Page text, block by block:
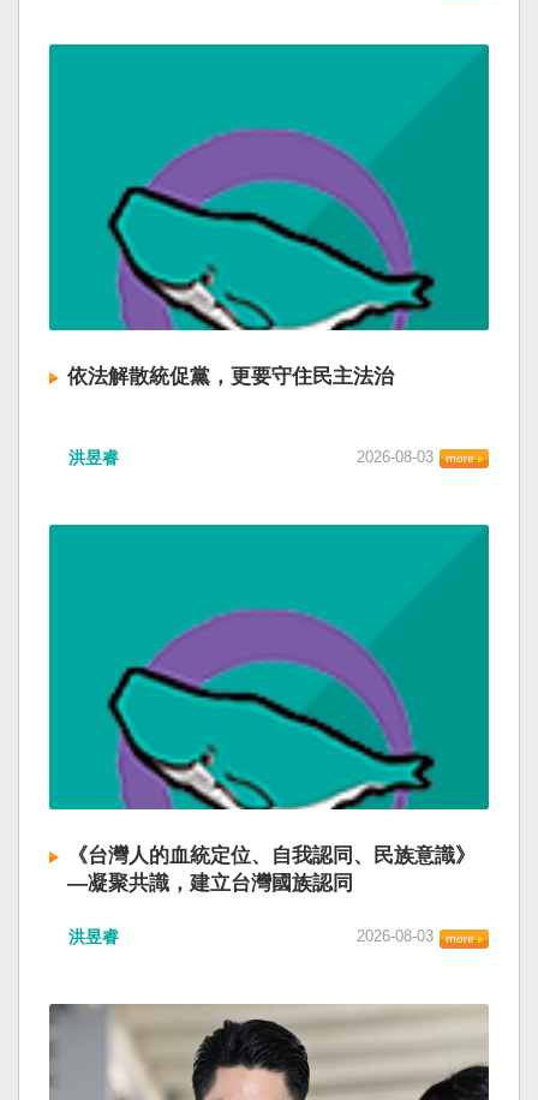
依法解散統促黨，更要守住民主法治
洪昱睿 2026-08-03
《台灣人的血統定位、自我認同、民族意識》
—凝聚共識，建立台灣國族認同
洪昱睿 2026-08-03